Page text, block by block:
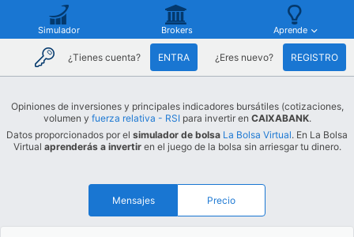
Simulador Brokers Aprende
¿Tienes cuenta? ENTRA ¿Eres nuevo? REGISTRO
Opiniones de inversiones y principales indicadores bursátiles (cotizaciones,
volumen y fuerza relativa - RSI para invertir en CAIXABANK.
Datos proporcionados por el simulador de bolsa La Bolsa Virtual. En La Bolsa
Virtual aprenderás a invertiren el juego de la bolsa sin arriesgar tu dinero.
Mensajes Precio